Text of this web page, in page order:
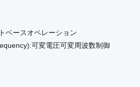
ベースオペレーション
可変電圧可変周波数制御